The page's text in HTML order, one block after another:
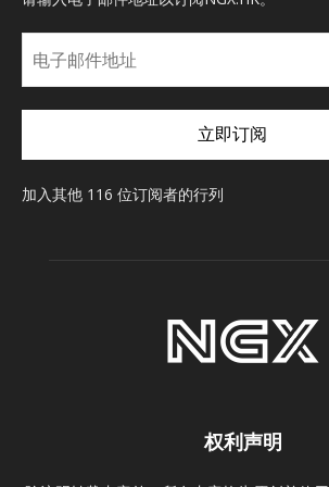
子
邮
件
址
立即订阅
加入其他 116 位订阅者的行列
权利声明